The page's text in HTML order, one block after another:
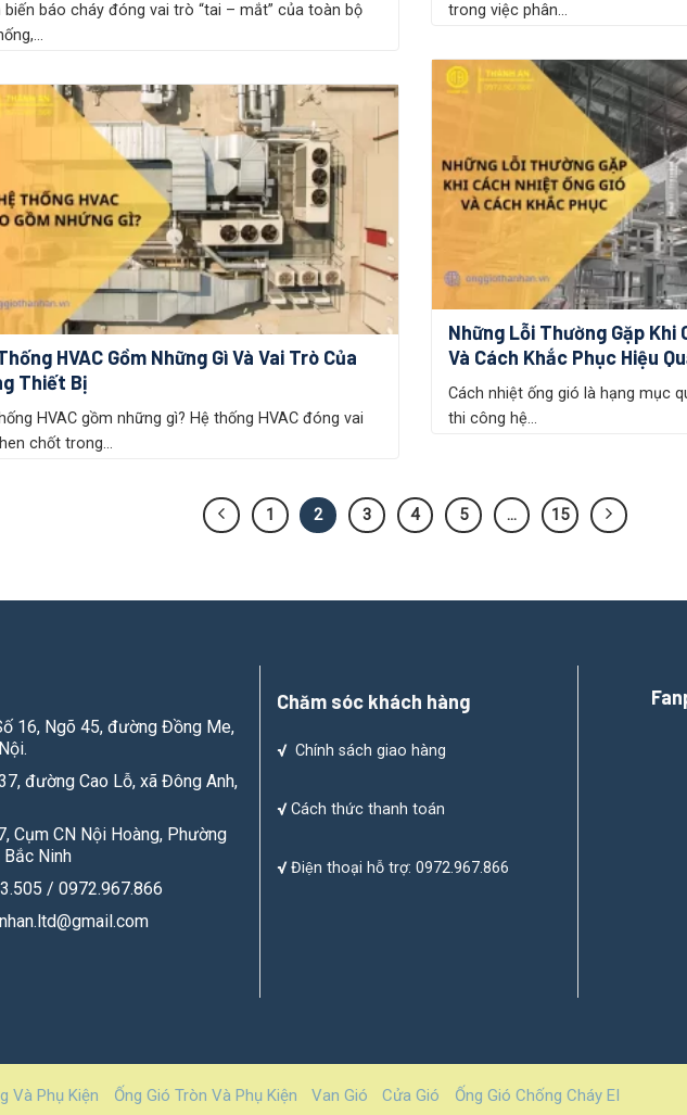
trong việc phân...
biến báo cháy đóng vai trò “tai – mắt” của toàn bộ
Những Lỗi Thường Gặp Khi
Và Cách Khắc Phục Hiệu
Cách nhiệt ống gió là hạng mục
thi công hệ...
HVAC Gồm Những Gì Và Vai Trò Của
Thiết Bị
HVAC gồm những gì? Hệ thống HVAC đóng vai
chốt trong...
1 2 3 4 5 … 15
16, Ngõ 45, đường Đồng Me,
đường Cao Lỗ, xã Đông Anh,
Cụm CN Nội Hoàng, Phường
Bắc Ninh
/ 0972.967.866
Chăm sóc khách hàng
√ Chính sách giao hàng
√ Cách thức thanh toán
√ Điện thoại hỗ trợ: 0972.967.866
Và Phụ Kiện Ống Gió Tròn Và Phụ Kiện Van Gió Cửa Gió Ống Gió Chống Cháy EI